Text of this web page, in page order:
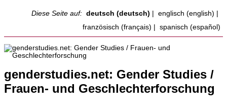
Diese Seite auf: deutsch (deutsch) englisch (english)
französisch (français)
spanisch (español)
genderstudies.net: Gender Studies /
Frauen- und Geschlechterforschung